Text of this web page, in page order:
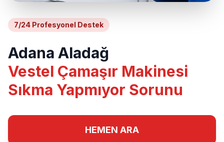
7/24 Profesyonel Destek
Adana Aladağ
Vestel Çamaşır Makinesi
Sıkma Yapmıyor Sorunu
HEMEN ARA